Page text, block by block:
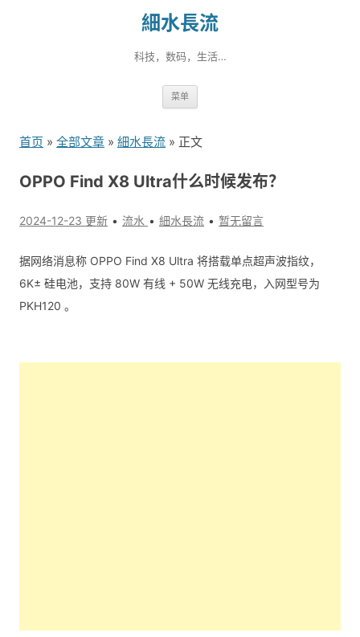
細水長流
科技，数码，生活…
菜单
到
容
首页 » 全部文章 » 細水長流 » 正文
OPPO Find X8 Ultra什么时候发布？
2024-12-23 更新 流水 細水長流 暂无留言
据网络消息称 OPPO Find X8 Ultra 将搭载单点超声波指纹，
6K± 硅电池，支持 80W 有线 + 50W 无线充电，入网型号为
PKH120 。